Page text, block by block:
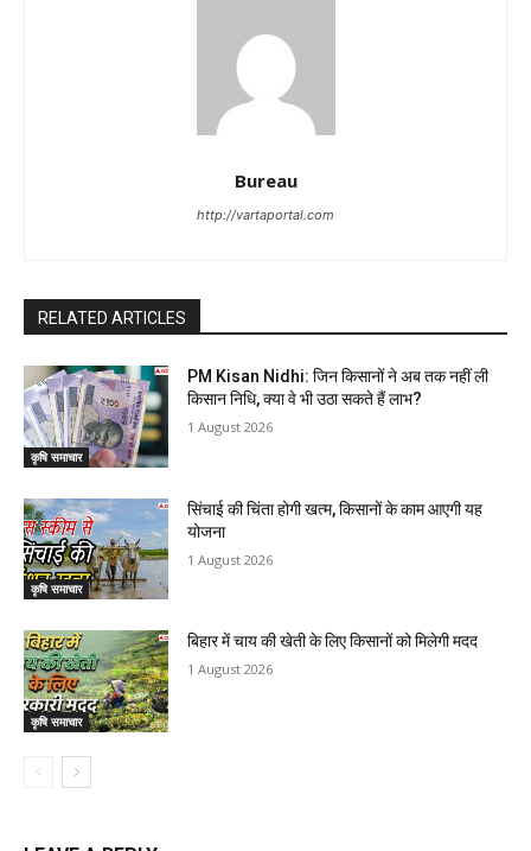
Bureau
http://vartaportal.com
RELATED ARTICLES
कृषि समाचार
PM Kisan Nidhi: जिन किसानों ने अब तक नहीं ली
किसान निधि, क्या वे भी उठा सकते हैं लाभ?
1 August 2026
कृषि समाचार
सिंचाई की चिंता होगी खत्म, किसानों के काम आएगी यह
योजना
1 August 2026
कृषि समाचार
बिहार में चाय की खेती के लिए किसानों को मिलेगी मदद
1 August 2026